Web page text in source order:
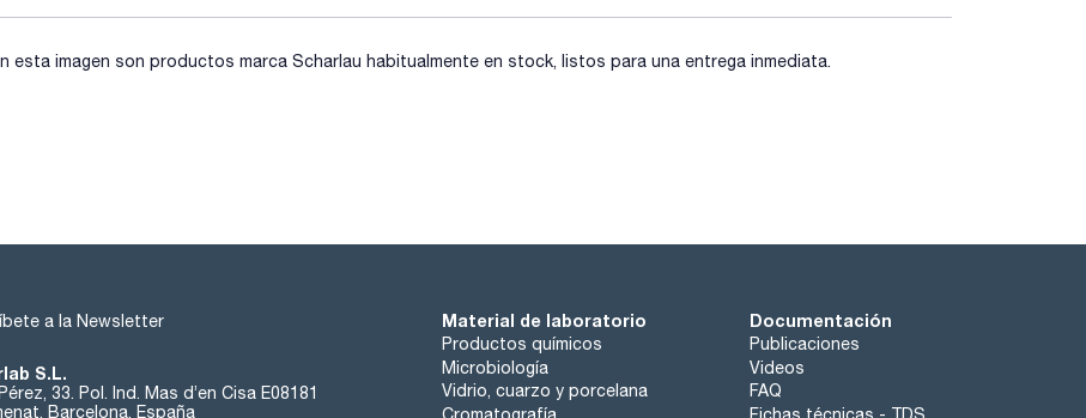
esta imagen son productos marca Scharlau habitualmente en stock, listos para una entrega inmediata.
a la Newsletter
S.L.
33. Pol. Ind. Mas d’en Cisa E08181
Barcelona, España
Material de laboratorio
Productos químicos
Microbiología
Vidrio, cuarzo y porcelana
Documentación
Publicaciones
Videos
FAQ